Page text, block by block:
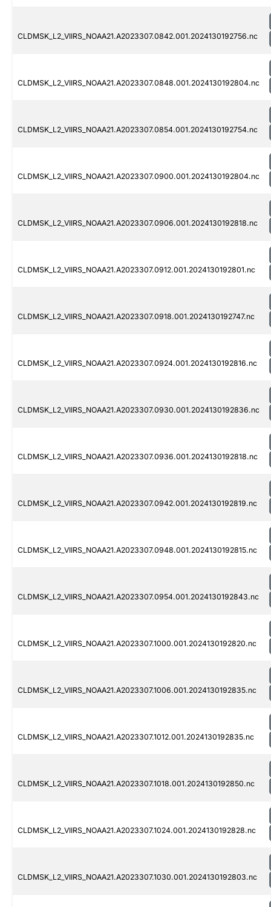
CLDMSK_L2_VIIRS_NOAA21.A2023307.0842.001.2024130192756.nc
CLDMSK_L2_VIIRS_NOAA21.A2023307.0848.001.2024130192804.nc
CLDMSK_L2_VIIRS_NOAA21.A2023307.0854.001.2024130192754.nc
CLDMSK_L2_VIIRS_NOAA21.A2023307.0900.001.2024130192804.nc
CLDMSK_L2_VIIRS_NOAA21.A2023307.0906.001.2024130192818.nc
CLDMSK_L2_VIIRS_NOAA21.A2023307.0912.001.2024130192801.nc
CLDMSK_L2_VIIRS_NOAA21.A2023307.0918.001.2024130192747.nc
CLDMSK_L2_VIIRS_NOAA21.A2023307.0924.001.2024130192816.nc
CLDMSK_L2_VIIRS_NOAA21.A2023307.0930.001.2024130192836.nc
CLDMSK_L2_VIIRS_NOAA21.A2023307.0936.001.2024130192818.nc
CLDMSK_L2_VIIRS_NOAA21.A2023307.0942.001.2024130192819.nc
CLDMSK_L2_VIIRS_NOAA21.A2023307.0948.001.2024130192815.nc
CLDMSK_L2_VIIRS_NOAA21.A2023307.0954.001.2024130192843.nc
CLDMSK_L2_VIIRS_NOAA21.A2023307.1000.001.2024130192820.nc
CLDMSK_L2_VIIRS_NOAA21.A2023307.1006.001.2024130192835.nc
CLDMSK_L2_VIIRS_NOAA21.A2023307.1012.001.2024130192835.nc
CLDMSK_L2_VIIRS_NOAA21.A2023307.1018.001.2024130192850.nc
CLDMSK_L2_VIIRS_NOAA21.A2023307.1024.001.2024130192828.nc
CLDMSK_L2_VIIRS_NOAA21.A2023307.1030.001.2024130192803.nc